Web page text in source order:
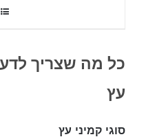
כל מה שצריך
עץ
סוגי קמיני עץ